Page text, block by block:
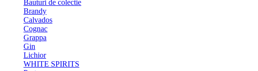
Bauturi de colectie
Brandy
Calvados
Cognac
Grappa
Gin
Lichior
WHITE SPIRITS